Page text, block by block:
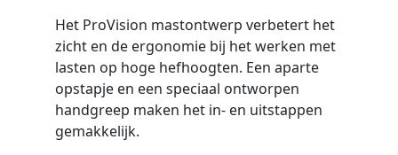
Het ProVision mastontwerp verbetert het
zicht en de ergonomie bij het werken met
lasten op hoge hefhoogten. Een aparte
opstapje en een speciaal ontworpen
handgreep maken het in- en uitstappen
gemakkelijk.